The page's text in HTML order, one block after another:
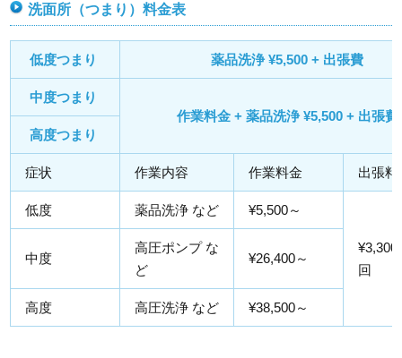
洗面所（つまり）料金表
低度つまり 薬品洗浄 ¥5,500 + 出張費
中度つまり
作業料金 + 薬品洗浄 ¥5,500 + 出張費
高度つまり
症状 作業内容 作業料金 出張料
低度 薬品洗浄 など ¥5,500～
¥3,300
回
中度
高圧ポンプ な
ど
¥26,400～
高度 高圧洗浄 など ¥38,500～